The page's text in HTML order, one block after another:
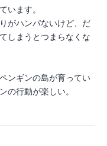
います。
がハンパないけど、だ
しまうとつまらなくな
ンギンの島が育ってい
の行動が楽しい。